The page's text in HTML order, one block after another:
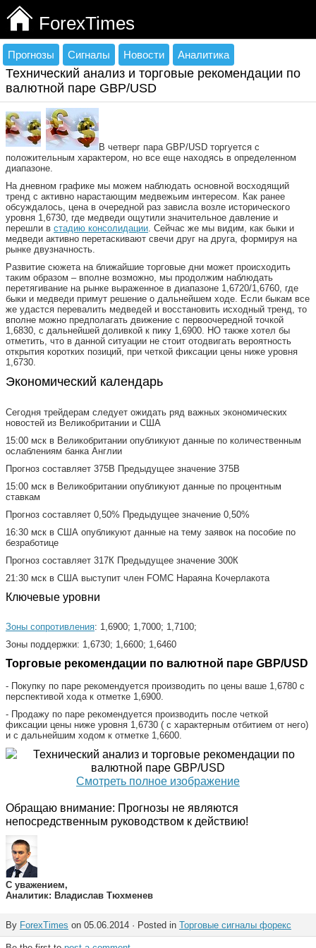
ForexTimes
Прогнозы Сигналы Новости Аналитика
Технический анализ и торговые рекомендации по
валютной паре GBP/USD
В четверг пара GBP/USD торгуется с
положительным характером, но все еще находясь в определенном
диапазоне.
На дневном графике мы можем наблюдать основной восходящий
тренд с активно нарастающим медвежьим интересом. Как ранее
обсуждалось, цена в очередной раз зависла возле исторического
уровня 1,6730, где медведи ощутили значительное давление и
перешли в стадию консолидации. Сейчас же мы видим, как быки и
медведи активно перетаскивают свечи друг на друга, формируя на
рынке двузначность.
Развитие сюжета на ближайшие торговые дни может происходить
таким образом – вполне возможно, мы продолжим наблюдать
перетягивание на рынке выраженное в диапазоне 1,6720/1,6760, где
быки и медведи примут решение о дальнейшем ходе. Если быкам все
же удастся перевалить медведей и восстановить исходный тренд, то
вполне можно предполагать движение с первоочередной точкой
1,6830, с дальнейшей доливкой к пику 1,6900. НО также хотел бы
отметить, что в данной ситуации не стоит отодвигать вероятность
открытия коротких позиций, при четкой фиксации цены ниже уровня
1,6730.
Экономический календарь
Сегодня трейдерам следует ожидать ряд важных экономических
новостей из Великобритании и США
15:00 мск в Великобритании опубликуют данные по количественным
ослаблениям банка Англии
Прогноз составляет 375В Предыдущее значение 375В
15:00 мск в Великобритании опубликуют данные по процентным
ставкам
Прогноз составляет 0,50% Предыдущее значение 0,50%
16:30 мск в США опубликуют данные на тему заявок на пособие по
безработице
Прогноз составляет 317К Предыдущее значение 300К
21:30 мск в США выступит член FOMC Нараяна Кочерлакота
Ключевые уровни
Зоны сопротивления: 1,6900; 1,7000; 1,7100;
Зоны поддержки: 1,6730; 1,6600; 1,6460
Торговые рекомендации по валютной паре GBP/USD
- Покупку по паре рекомендуется производить по цены ваше 1,6780 с
перспективой хода к отметке 1,6900.
- Продажу по паре рекомендуется производить после четкой
фиксации цены ниже уровня 1,6730 ( с характерным отбитием от него)
и с дальнейшим ходом к отметке 1,6600.
Смотреть полное изображение
Обращаю внимание: Прогнозы не являются
непосредственным руководством к действию!
С уважением,
Аналитик: Владислав Тюхменев
By ForexTimes on 05.06.2014 · Posted in Торговые сигналы форекс